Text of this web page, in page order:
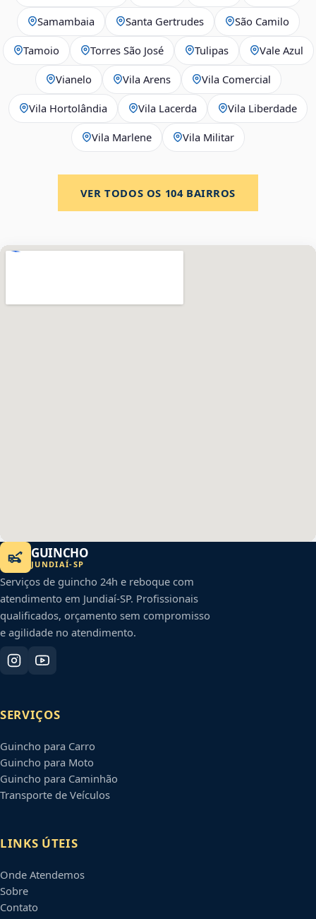
Samambaia Santa Gertrudes São Camilo
Tamoio Torres São José Tulipas Vale Azul
Vianelo Vila Arens Vila Comercial
Vila Hortolândia Vila Lacerda Vila Liberdade
Vila Marlene Vila Militar
VER TODOS OS 104BAIRROS
GUINCHO
JUNDIAÍ-SP
Serviços de guincho 24h e reboque com
atendimento em Jundiaí-SP. Profissionais
qualificados, orçamento sem compromisso
e agilidade no atendimento.
SERVIÇOS
Guincho para Carro
Guincho para Moto
Guincho para Caminhão
Transporte de Veículos
LINKS ÚTEIS
Onde Atendemos
Sobre
Contato